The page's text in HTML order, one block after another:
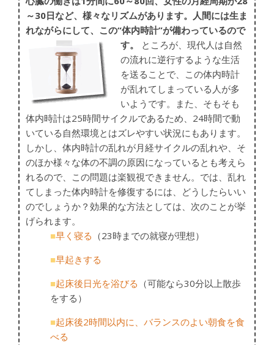
～30日など、様々なリズムがあります。人間には生ま
れながらにして、この“体内時計”が備わっているので
す。
ところが、現代人は自然
の流れに逆行するような生活
を送ることで、この体内時計
が乱れてしまっている人が多
いようです。また、そもそも
体内時計は25時間サイクルであるため、24時間で動
いている自然環境とはズレやすい状況にもあります。
しかし、体内時計の乱れが月経サイクルの乱れや、そ
のほか様々な体の不調の原因になっているとも考えら
れるので、この問題は楽観視できません。では、乱れ
てしまった体内時計を修復するには、どうしたらいい
のでしょうか？効果的な方法としては、次のことが挙
げられます。
■早く寝る （23時までの就寝が理想）
■早起きする
■起床後日光を浴びる （可能なら30分以上散歩
をする）
■起床後2時間以内に、バランスのよい朝食を食
べる